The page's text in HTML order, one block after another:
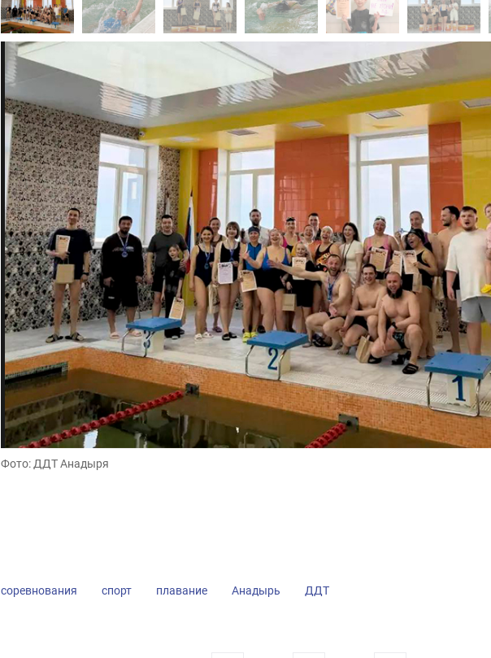
Фото: ДДТ Анадыря
Фото: ДДТ Анадыря
соревнования спорт плавание Анадырь ДДТ